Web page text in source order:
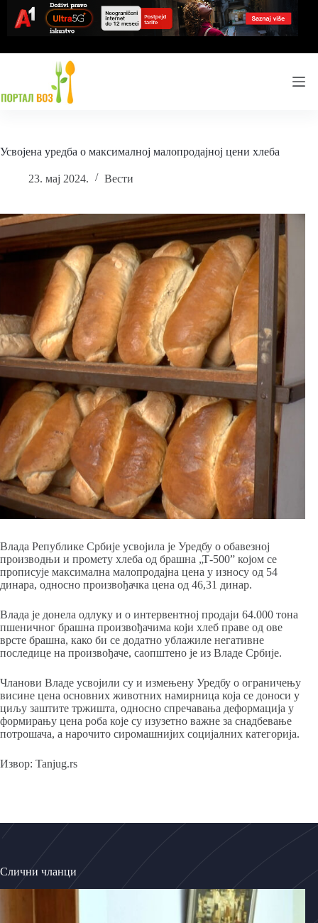
content
Усвојена уредба о максималној малопродајној цени хлеба
23. мај 2024. Вести
Влада Републике Србије усвојила је Уредбу о обавезној
производњи и промету хлеба од брашна „Т-500” којом се
прописује максимална малопродајна цена у износу од 54
динара, односно произвођачка цена од 46,31 динар.
Влада је донела одлуку и о интервентној продаји 64.000 тона
пшеничног брашна произвођачима који хлеб праве од ове
врсте брашна, како би се додатно ублажиле негативне
последице на произвођаче, саопштено је из Владе Србије.
Чланови Владе усвојили су и измењену Уредбу о ограничењу
висине цена основних животних намирница која се доноси у
циљу заштите тржишта, односно спречавања деформација у
формирању цена роба које су изузетно важне за снадбевање
потрошача, а нарочито сиромашнијих социјалних категорија.
Извор: Tanjug.rs
Слични чланци